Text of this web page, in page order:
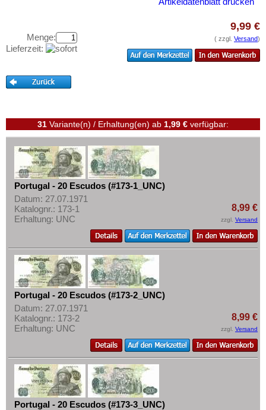
Schottland
Schweden
Serbien
Slowenien
Spanien
Spitzbergen
Tatarstan
Transnistrien
Tschechische Republik
Tschechoslowakei
Türkei
Ukraine
Ungarn
Vatikan
Weissrussland
Kataloge
Gutscheine
Kontakt
Informationen
Preislisten
Ankauf
Erhaltungsgrade
Gratisbanknoten
Mehr über...
Zahlungsbedingungen
Privatsphäre und Datenschutz
Widerrufsbelehrung
Liefer- und Versandkosten
AGB
Impressum
Menge:
Lieferzeit:
9,99 €
( zzgl. Versand)
31 Variante(n) / Erhaltung(en) ab 1,99 € verfügbar:
Portugal - 20 Escudos (#173-1_UNC)
Datum: 27.07.1971
Katalognr.: 173-1
Erhaltung: UNC
8,99 €
zzgl. Versand
Portugal - 20 Escudos (#173-2_UNC)
Datum: 27.07.1971
Katalognr.: 173-2
Erhaltung: UNC
8,99 €
zzgl. Versand
Portugal - 20 Escudos (#173-3_UNC)